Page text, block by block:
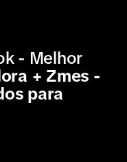
- Melhor
+ Zmes -
para